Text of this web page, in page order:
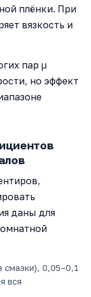
плёнки. При
вязкость и
пар μ
но эффект
даны для
0,05–0,1
вся